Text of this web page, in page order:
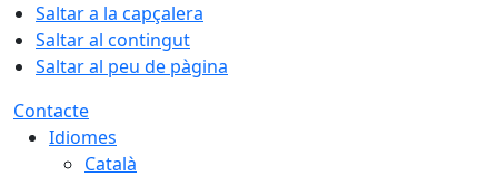
Saltar a la capçalera
Saltar al contingut
Saltar al peu de pàgina
Contacte
Idiomes
Català